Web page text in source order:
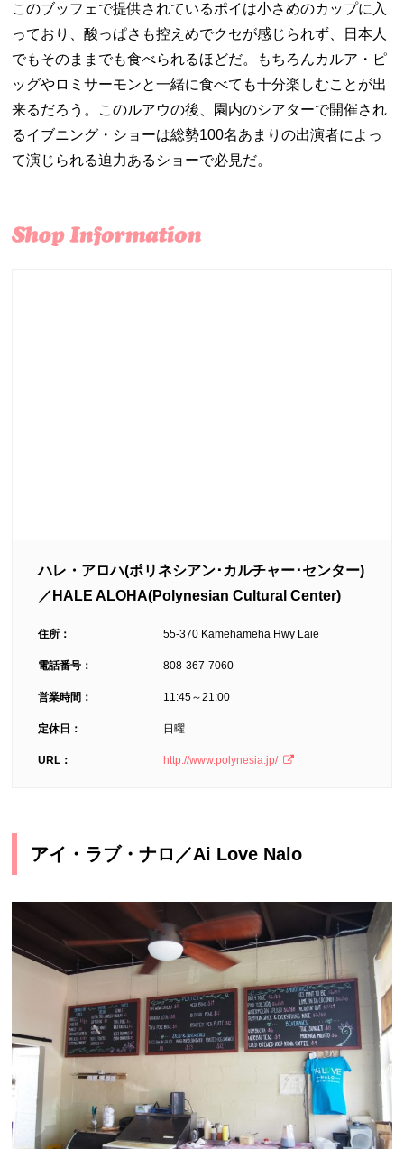
このブッフェで提供されているポイは小さめのカップに入
っており、酸っぱさも控えめでクセが感じられず、日本人
でもそのままでも食べられるほどだ。もちろんカルア・ピ
ッグやロミサーモンと一緒に食べても十分楽しむことが出
来るだろう。このルアウの後、園内のシアターで開催され
るイブニング・ショーは総勢100名あまりの出演者によっ
て演じられる迫力あるショーで必見だ。
ハレ・アロハ(ポリネシアン･カルチャー･センター)
／HALE ALOHA(Polynesian Cultural Center)
住所： 55-370 Kamehameha Hwy Laie
電話番号： 808-367-7060
営業時間： 11:45～21:00
定休日： 日曜
URL： http://www.polynesia.jp/
アイ・ラブ・ナロ／Ai Love Nalo